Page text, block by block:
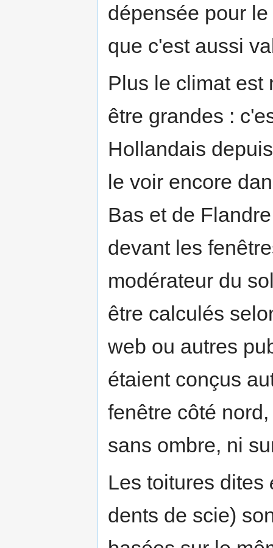
dépensée pour le
que c'est aussi
Plus le climat est
être grandes :
Hollandais
le voir encore
Bas et de
devant les
modérateur du
être calculés
web ou autres
étaient conçus
fenêtre côté
sans ombre, ni
Les toitures dites
dents de scie)